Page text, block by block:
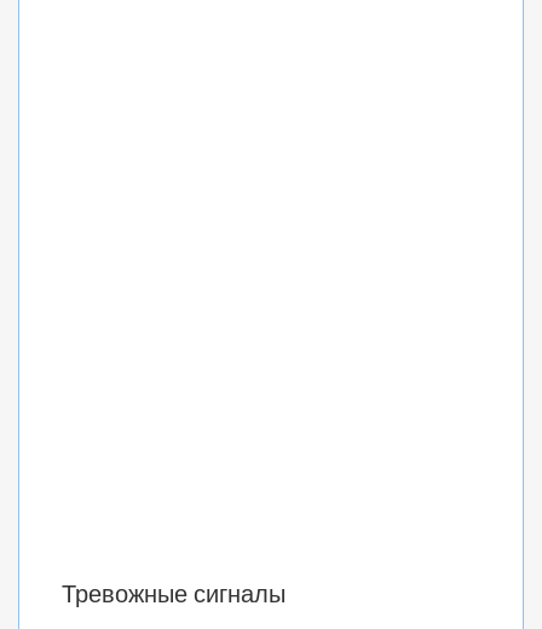
Тревожные сигналы